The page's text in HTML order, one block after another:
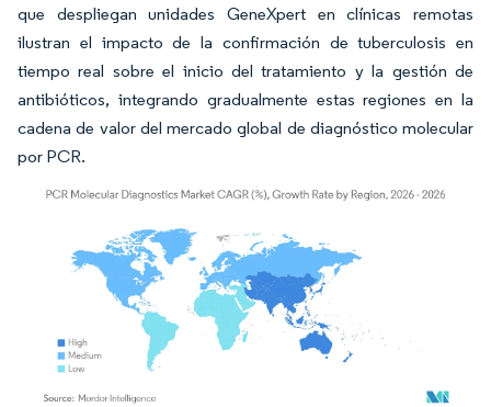
que despliegan unidades GeneXpert en clínicas remotas
ilustran el impacto de la confirmación de tuberculosis en
tiempo real sobre el inicio del tratamiento y la gestión de
antibióticos, integrando gradualmente estas regiones en la
cadena de valor del mercado global de diagnóstico molecular
por PCR.